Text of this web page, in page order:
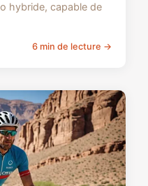
hybride, capable de
6 min de lecture →